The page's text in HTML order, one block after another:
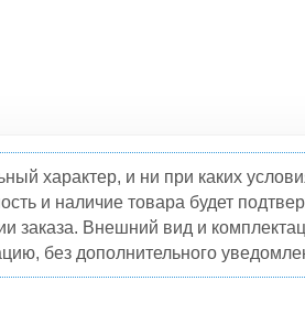
характер, и ни при каких
и наличие товара будет
Внешний вид и
без дополнительного